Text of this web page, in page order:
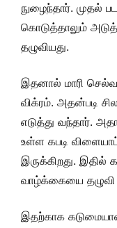
நுழைந்தார். முதல்
கொடுத்தாலும்
தழுவியது.
இதனால் மாரி
விக்ரம். அதன்படி
எடுத்து வந்தார்.
உள்ள கபடி
இருக்கிறது. இதில்
வாழ்க்கையை
இதற்காக